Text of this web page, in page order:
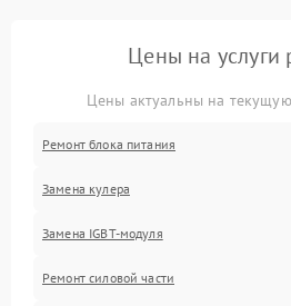
Цены на услуги
Цены актуальны на
Ремонт блока питания
Замена кулера
Замена IGBT-модуля
Ремонт силовой части